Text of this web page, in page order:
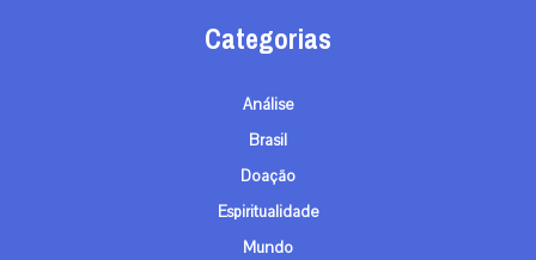
Categorias
Análise
Brasil
Doação
Espiritualidade
Mundo